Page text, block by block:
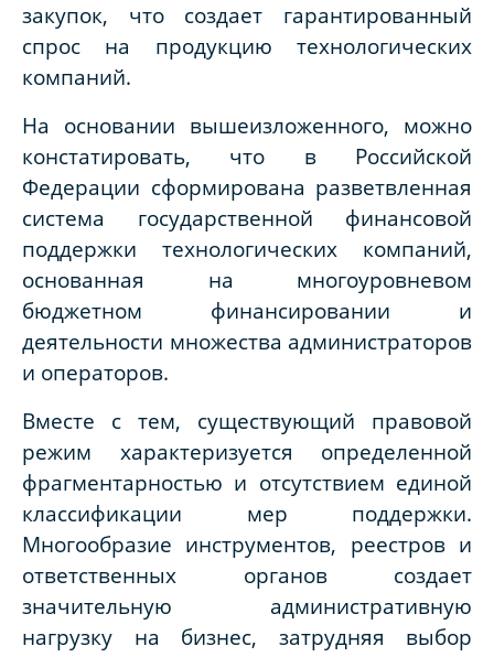
закупок, что создает гарантированный
спрос на продукцию технологических
компаний.
На основании вышеизложенного, можно
констатировать, что в Российской
Федерации сформирована разветвленная
система государственной финансовой
поддержки технологических компаний,
основанная на многоуровневом
бюджетном финансировании и
деятельности множества администраторов
и операторов.
Вместе с тем, существующий правовой
режим характеризуется определенной
фрагментарностью и отсутствием единой
классификации мер поддержки.
Многообразие инструментов, реестров и
ответственных органов создает
значительную административную
нагрузку на бизнес, затрудняя выбор